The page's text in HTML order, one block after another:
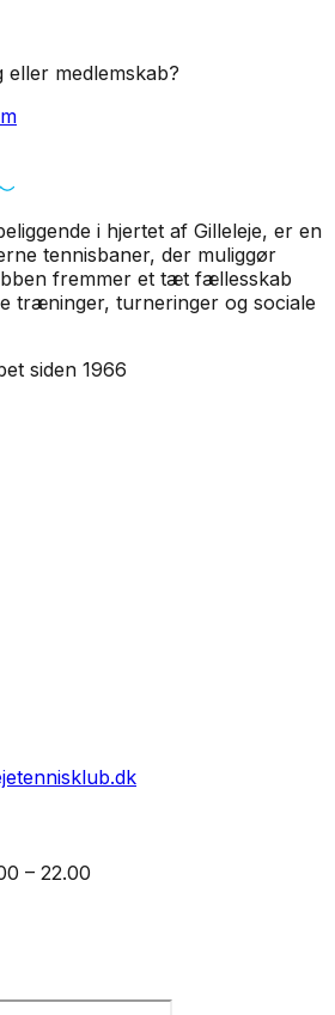
medlemskab?
i hjertet af Gilleleje, er en
tennisbaner, der muliggør
fremmer et tæt fællesskab
træninger, turneringer og sociale
siden 1966
– 22.00